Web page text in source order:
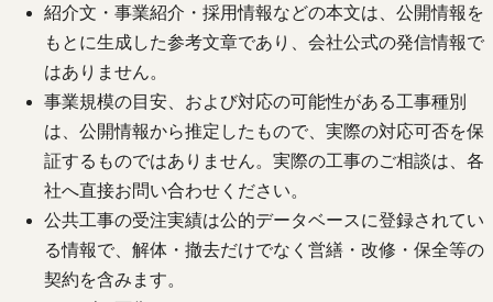
紹介文・事業紹介・採用情報などの本文は、公開情報を
もとに生成した参考文章であり、会社公式の発信情報で
はありません。
事業規模の目安、および対応の可能性がある工事種別
は、公開情報から推定したもので、実際の対応可否を保
証するものではありません。実際の工事のご相談は、各
社へ直接お問い合わせください。
公共工事の受注実績は公的データベースに登録されてい
る情報で、解体・撤去だけでなく営繕・改修・保全等の
契約を含みます。